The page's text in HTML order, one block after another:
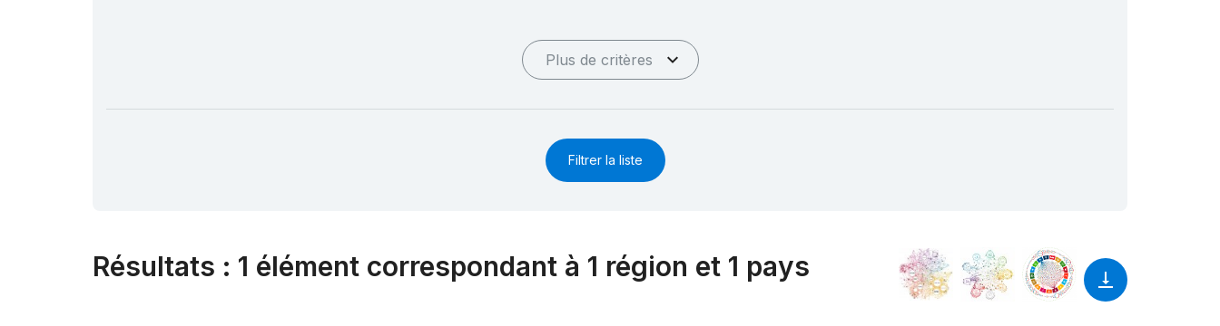
Plus de critères
Filtrer la liste
Résultats : 1 élément correspondant à 1 région et 1 pays